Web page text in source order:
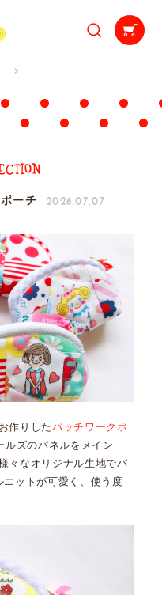
ーチ 2026.07.07
作りしたパッチワークポ
ズのパネルをメイン
々なオリジナル生地でパ
エットが可愛く、使う度